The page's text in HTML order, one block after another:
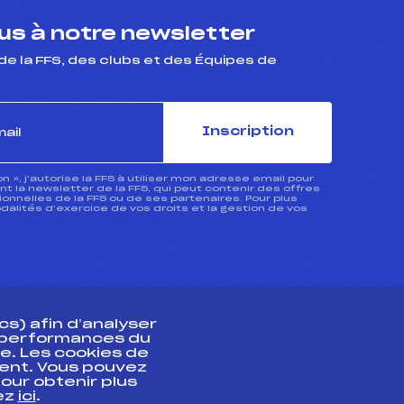
à notre newsletter
la FFS, des clubs et des Équipes de
Inscription
», j’autorise la FFS à utiliser mon adresse email pour
la newsletter de la FFS, qui peut contenir des offres
de la FFS ou de ses partenaires. Pour plus
d’exercice de vos droits et la gestion de vos
professionnel
afin d’analyser
du
Les cookies de
Vous pouvez
obtenir plus
ici.